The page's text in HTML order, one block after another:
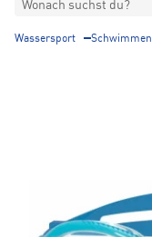
Wonach suchst du?
Wassersport Schwimmen